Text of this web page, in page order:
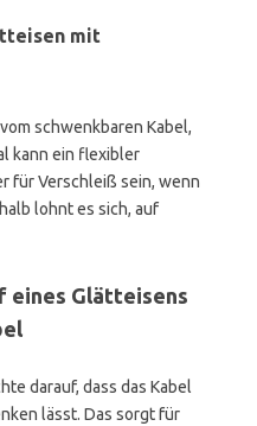
mit
schwenkbaren Kabel,
kann ein flexibler
für Verschleiß sein, wenn
lohnt es sich, auf
eines Glätteisens
darauf, dass das Kabel
lässt. Das sorgt für